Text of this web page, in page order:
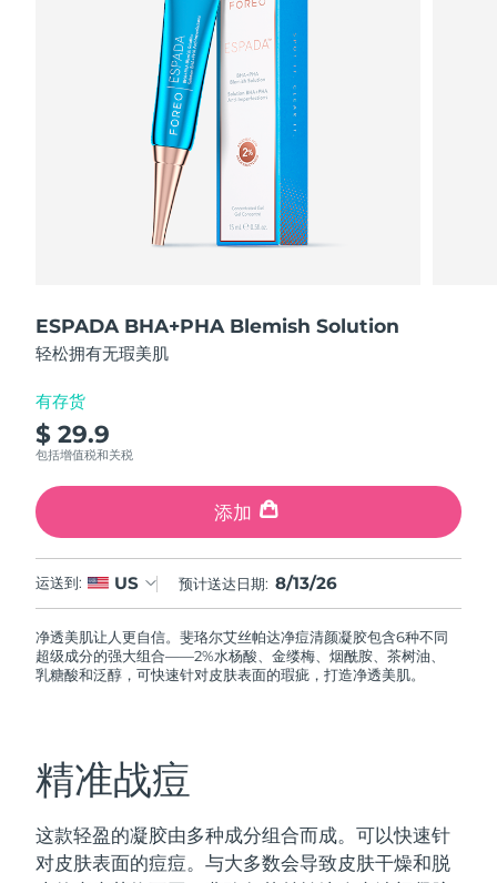
ESPADA BHA+PHA Blemish Solution
轻松拥有无瑕美肌
有存货
$ 29.9
包括增值税和关税
添加
运送到: US 预计送达日期: 8/13/26
净透美肌让人更自信。斐珞尔艾丝帕达净痘清颜凝胶包含6种不同
超级成分的强大组合——2%水杨酸、金缕梅、烟酰胺、茶树油、
乳糖酸和泛醇，可快速针对皮肤表面的瑕疵，打造净透美肌。
精准战痘
这款轻盈的凝胶由多种成分组合而成。可以快速针
对皮肤表面的痘痘。与大多数会导致皮肤干燥和脱
LUNA™ 4 套装
Anti-aging massage
LUNA™ 4 Plus
Massage, LED heating
LUNA™ 4 go
For travel or gym bag
LUNA™ 护肤
Premium cleansers & balm
BEAR™ 2 套装
Microcurrent toning
BEAR™ 2 go
Microcurrent toning on-the-go
BEAR™ 设备
All premium facelift devices
UFO™ 3 套装
Deep facial hydration
device
UFO™ 3 go
面膜
Rejuvenation & hydration
All deep facial hydration devices
口腔护理
issa™ 4
Hybrid silicone sonic toothbrush
Smart hybrid silicone sonic toothbrush
issa™ 4 baby
For ages 0-3
issa™ Teeth Whitening Set
Dual LED + sonic device & 18% PAP gel
All silicone sonic toothbrushes
FAQ™ 抗老护理
抗老
FAQ™ 102
Advanced clinical anti-aging
FAQ™ 103
Luxurious clinical anti-aging set
FAQ™护肤品
All FAQ™ skincare
LED治疗
FAQ™ 202
LED mask
FAQ™ 211
Anti-aging neck & décolleté LED mask
FAQ™护肤品
All FAQ™ skincare
生发
FAQ™ 301
LED hair strengthening scalp massager
Scalp recovery probiotic serum
All FAQ™ skincare
FAQ™产品
All hair treatments
FAQ™ 501
Full-Spectrum Red Light Therapy
Full-Spectrum Red Light Therapy
FAQ™ skincare
All FAQ™ skincare
保健品
NEW
专业治疗
脱毛
PEACH™ 2 Pro Max
Professional IPL hair removal device
BEAR™ 2 body
Microcurrent body toning
波斯尼亚和黑塞哥维那
智利 预计送达日期
哥伦比亚
克罗地亚 预计送达日期8/12/26
塞浦路斯 预计送达日期8/13/26
捷克 预计送达日期
丹麦 预计送达日期8/12/26
法国
法属波利尼西亚 预计送达日期8/16/26